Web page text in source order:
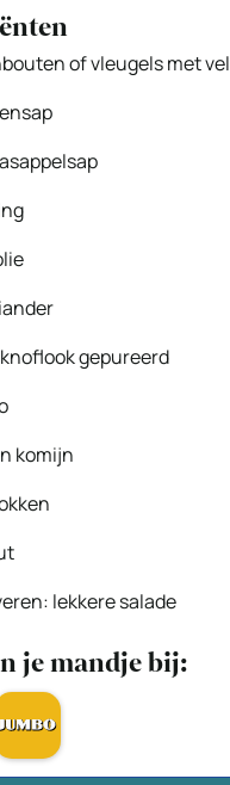
of vleugels met vel
gepureerd
komijn
lekkere salade
je mandje bij: